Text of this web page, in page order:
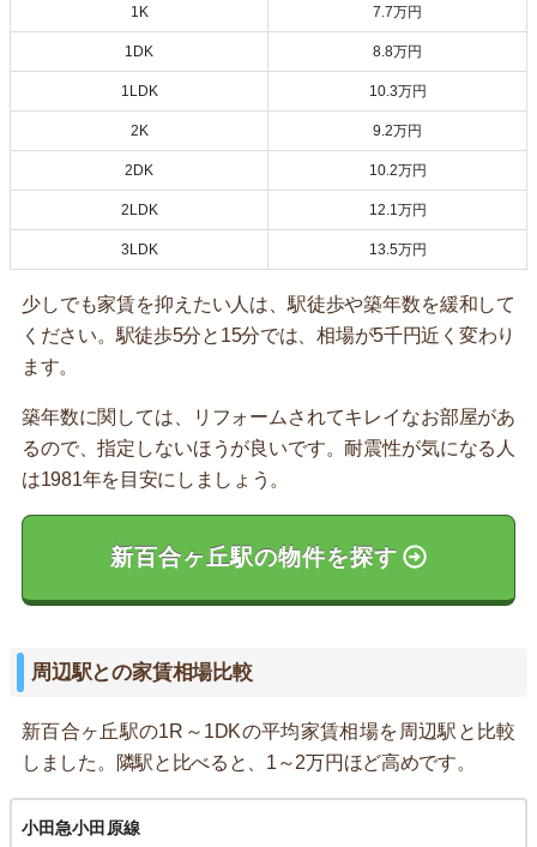
1K 7.7万円
1DK 8.8万円
1LDK 10.3万円
2K 9.2万円
2DK 10.2万円
2LDK 12.1万円
3LDK 13.5万円
少しでも家賃を抑えたい人は、駅徒歩や築年数を緩和して
ください。駅徒歩5分と15分では、相場が5千円近く変わり
ます。
築年数に関しては、リフォームされてキレイなお部屋があ
るので、指定しないほうが良いです。耐震性が気になる人
は1981年を目安にしましょう。
新百合ヶ丘駅の物件を探す
周辺駅との家賃相場比較
新百合ヶ丘駅の1R～1DKの平均家賃相場を周辺駅と比較
しました。隣駅と比べると、1～2万円ほど高めです。
小田急小田原線